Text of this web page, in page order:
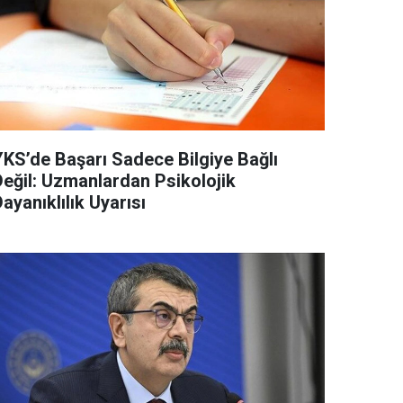
Başarı Sadece Bilgiye Bağlı
Uzmanlardan Psikolojik
Uyarısı